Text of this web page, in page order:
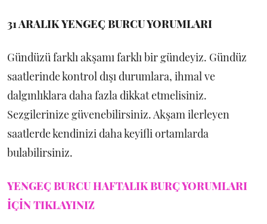
31 ARALIKYENGEÇ BURCU YORUMLARI
Gündüzü farklı akşamı farklı bir gündeyiz. Gündüz
saatlerinde kontrol dışı durumlara, ihmal ve
dalgınlıklara daha fazla dikkat etmelisiniz.
Sezgilerinize güvenebilirsiniz. Akşam ilerleyen
saatlerde kendinizi daha keyifli ortamlarda
bulabilirsiniz.
YENGEÇ BURCU HAFTALIK BURÇ YORUMLARI
İÇİN TIKLAYINIZ